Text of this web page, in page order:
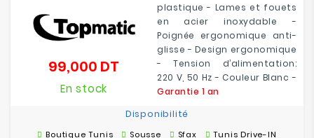
plastique - Lames et fouets
en acier inoxydable -
Poignée ergonomique anti-
glisse - Design ergonomique
- Tension d’alimentation:
220 V, 50 Hz - Couleur Blanc -
Garantie 1 an
99,000 DT
En stock
Disponibilité
Boutique Tunis Sousse Sfax Tunis Drive-IN